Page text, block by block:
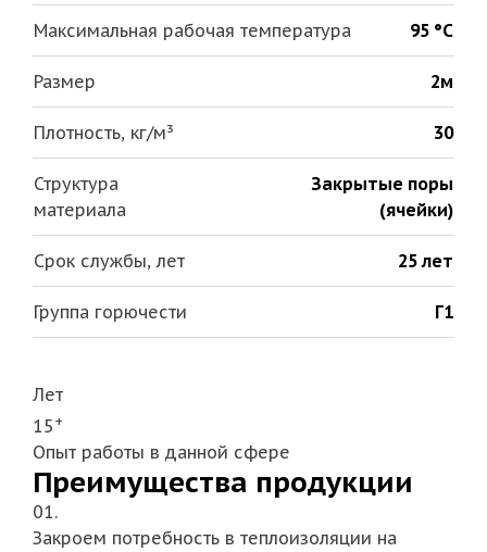
Максимальная рабочая температура 95 °С
Размер 2м
Плотность, кг/м³ 30
Структура
материала
Закрытые поры
(ячейки)
Срок службы, лет 25 лет
Группа горючести Г1
Лет
15+
Опыт работы в данной сфере
Преимущества продукции
01.
Закроем потребность в теплоизоляции на